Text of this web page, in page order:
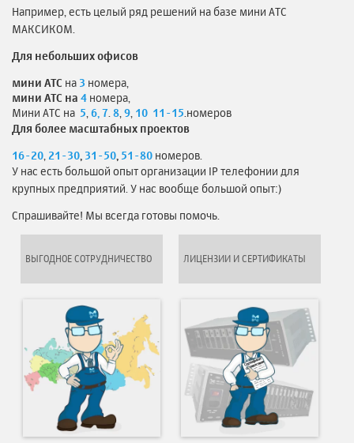
Например, есть целый ряд решений на базе мини АТС
МАКСИКОМ.
Для небольших офисов
мини АТС на 3 номера,
мини АТС на 4 номера,
Мини АТС на 5 6, 7 8 9 10 11-15 .номеров
Для более масштабных проектов
16-20 21-30 31-50 51-80 номеров.
У нас есть большой опыт организации IP телефонии для
крупных предприятий. У нас вообще большой опыт:)
Спрашивайте! Мы всегда готовы помочь.
ВЫГОДНОЕ СОТРУДНИЧЕСТВО ЛИЦЕНЗИИ И СЕРТИФИКАТЫ